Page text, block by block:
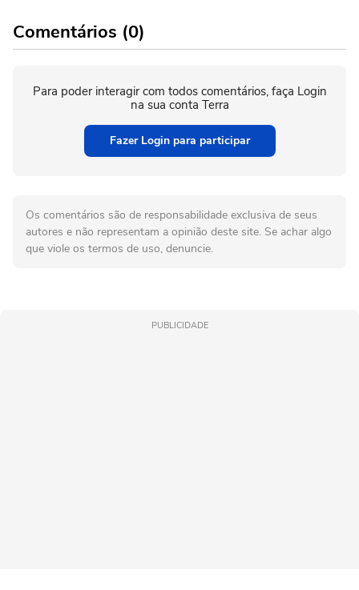
Comentários (0)
Para poder interagir com todos comentários, faça Login
na sua conta Terra
Fazer Login para participar
Os comentários são de responsabilidade exclusiva de seus
autores e não representam a opinião deste site. Se achar algo
que viole os termos de uso, denuncie.
PUBLICIDADE